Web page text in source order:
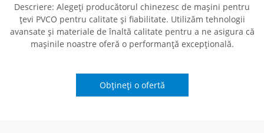
Descriere: Alegeți producătorul chinezesc de mașini pentru
țevi PVCO pentru calitate și fiabilitate. Utilizăm tehnologii
avansate și materiale de înaltă calitate pentru a ne asigura că
mașinile noastre oferă o performanță excepțională.
Obțineți o ofertă